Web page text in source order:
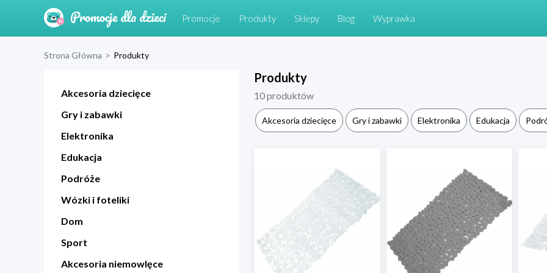
Promocje Produkty Sklepy Blog Wyprawka
Strona Główna > Produkty
Akcesoria dziecięce
Gry i zabawki
Elektronika
Edukacja
Podróże
Wózki i foteliki
Dom
Sport
Akcesoria niemowlęce
Produkty
10produktów
Akcesoria dziecięce Gry i zabawki Elektronika Edukacja